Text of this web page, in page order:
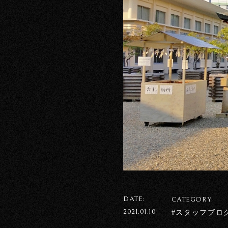
DATE:
2021.01.10
CATEGORY:
#スタッフブロ